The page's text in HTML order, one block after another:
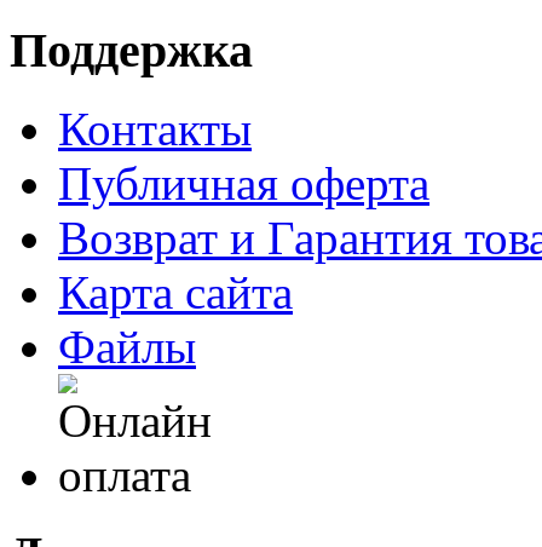
Поддержка
Контакты
Публичная оферта
Возврат и Гарантия
Карта сайта
Файлы